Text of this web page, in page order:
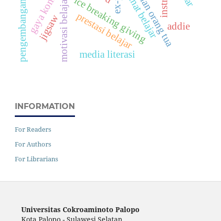
motivasi belajarice breaking giving
minat belajar
prestasi belajar
jigsaw
pengembangan media literasi
addie
INFORMATION
For Readers
For Authors
For Librarians
Universitas Cokroaminoto Palopo